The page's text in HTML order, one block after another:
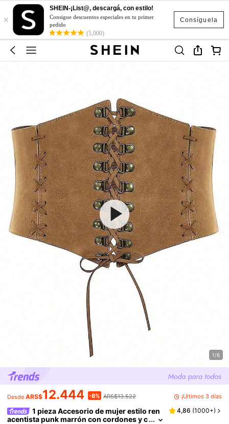
Consíguela
×
SHEIN-¡List@, descargá, con estilo!
Consigue descuentos especiales en tu primer
pedido
(5,000)
1/6
Desde ARS$12.444 -8% ARS$13.522 ¡Últimos 3 días
1 pieza Accesorio de mujer estilo ren
acentista punk marrón con cordones y c
4,86 (1000+)